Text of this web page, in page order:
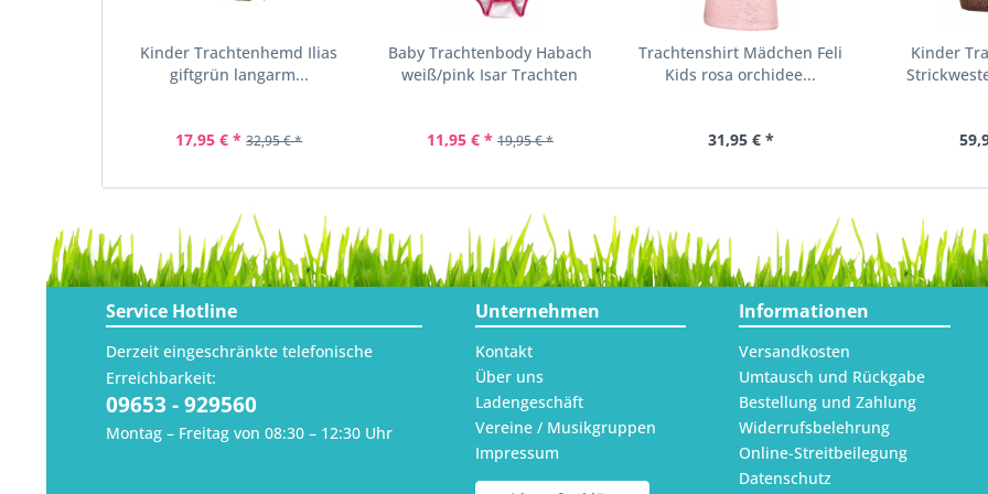
Kinder Trachtenhemd Ilias
giftgrün langarm...
17,95 € * 32,95 € *
Baby Trachtenbody Habach
weiß/pink Isar Trachten
11,95 € * 19,95 € *
Trachtenshirt Mädchen Feli
Kids rosa orchidee...
31,95 € *
Kinder
Service Hotline
Derzeit eingeschränkte telefonische
Erreichbarkeit:
09653 - 929560
Montag – Freitag von 08:30 – 12:30 Uhr
Unternehmen
Kontakt
Über uns
Ladengeschäft
Vereine / Musikgruppen
Impressum
Informationen
Versandkosten
Umtausch und Rückgabe
Bestellung und Zahlung
Widerrufsbelehrung
Online-Streitbeilegung
Datenschutz